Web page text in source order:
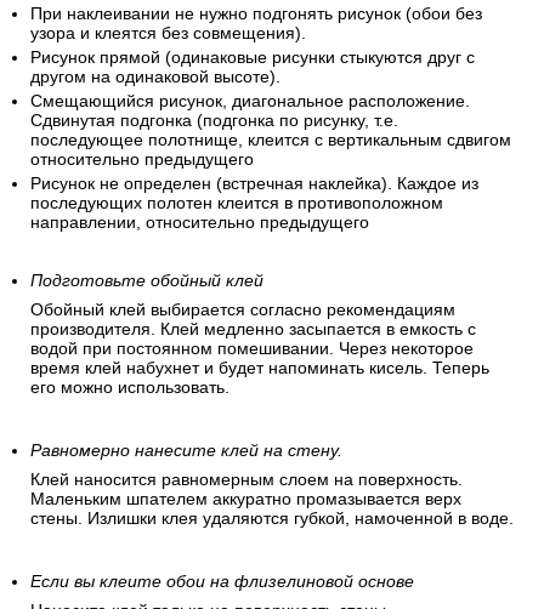
При наклеивании не нужно подгонять рисунок (обои без
узора и клеятся без совмещения).
Рисунок прямой (одинаковые рисунки стыкуются друг с
другом на одинаковой высоте).
Смещающийся рисунок, диагональное расположение.
Сдвинутая подгонка (подгонка по рисунку, т.е.
последующее полотнище, клеится с вертикальным сдвигом
относительно предыдущего
Рисунок не определен (встречная наклейка). Каждое из
последующих полотен клеится в противоположном
направлении, относительно предыдущего
Подготовьте обойный клей
Обойный клей выбирается согласно рекомендациям
производителя. Клей медленно засыпается в емкость с
водой при постоянном помешивании. Через некоторое
время клей набухнет и будет напоминать кисель. Теперь
его можно использовать.
Равномерно нанесите клей на стену.
Клей наносится равномерным слоем на поверхность.
Маленьким шпателем аккуратно промазывается верх
стены. Излишки клея удаляются губкой, намоченной в воде.
Если вы клеите обои на флизелиновой основе